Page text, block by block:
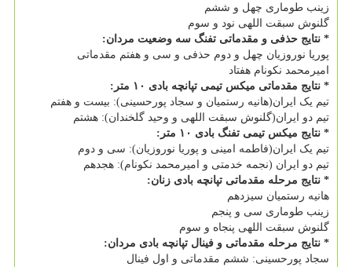
زینب طوماری چهل و ششم
گلنوش سبقت اللهی نود و سوم
* نتایج حذفی و مقدماتی تفنگ سه وضعیت مردان:
پوریا نوروزیان چهل و دوم حذفی و سی و هفتم مقدماتی
امیرمحمد نکونام هفتاد
* نتایج مقدماتی میکس تیمی تپانچه بادی ۱۰ متر:
تیم یک ایران(هانیه رستمیان و سجاد پورحسینی): بیست و هفتم
تیم دو ایران(گلنوش سبقت اللهی و وحید گلخندان): هشتم
* نتایج میکس تیمی تفنگ بادی ۱۰ متر:
تیم یک ایران(فاطمه امینی و پوریا نوروزیان): سی و دوم
تیم دو ایران (نجمه خدمتی و امیرمحمد نکونام): هجدهم
* نتایج مرحله مقدماتی تپانچه بادی زنان:
هانیه رستمیان سیزدهم
زینب طوماری سی و پنجم
گلنوش سبقت اللهی پنجاه و سوم
* نتایج مرحله مقدماتی و فینال تپانچه بادی مردان:
سجاد پورحسینی: ششم مقدماتی و اول فینال